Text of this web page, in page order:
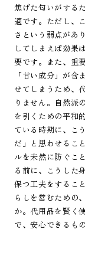
焦げた匂いがする
適です。ただし、
さという弱点があ
してしまえば効果
要です。また、重
「甘い成分」が
せてしまうため、
りません。自然派
を引くための平和
ている時期に、こ
だ」と思わせるこ
ルを未然に防ぐこ
る前に、こうした
保つ工夫をするこ
らしを営むための
か。代用品を賢く
で、安心できるも